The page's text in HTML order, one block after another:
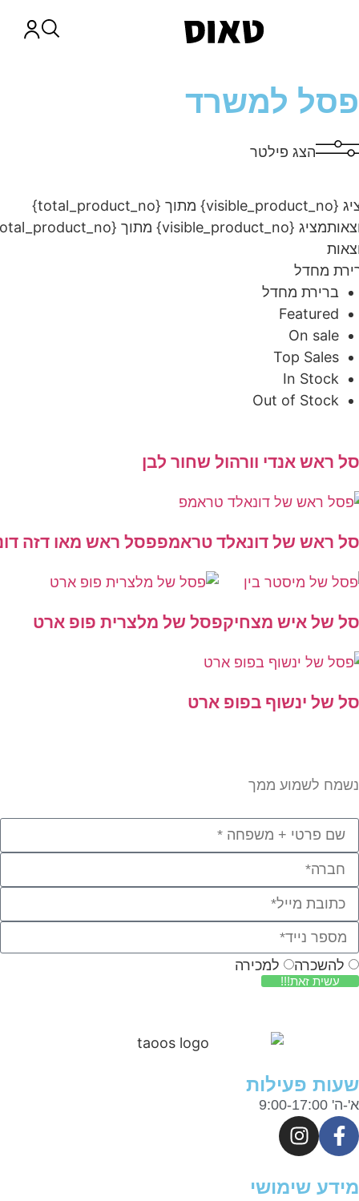
למשרד
הצג פילטר
מציג {visible_product_no} מתוך {total_product_no}
מציג {visible_product_no} מתוך {total_product_no}
מחדל
ברירת מחדל
Featured
On sale
Top Sales
In Stock
Out of Stock
ראש אנדי וורהול שחור לבן
ראש של דונאלד טראמפפסל ראש מאו דזה דונג
של איש מצחיקפסל של מלצרית פופ ארט
של ינשוף בפופ ארט
לשמוע ממך
להשכרה למכירה
עשית זאת!!!
פעילות
17:00
שימושי